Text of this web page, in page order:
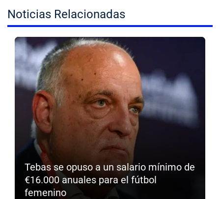
Noticias Relacionadas
Tebas se opuso a un salario mínimo de
€16.000 anuales para el fútbol
femenino